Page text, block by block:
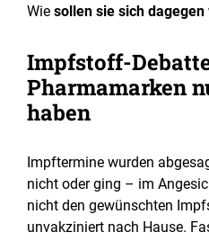
Wie sollen sie sich dagegen
Impfstoff-
Pharmamarken
haben
Impftermine wurden
nicht oder ging – im
nicht den gewünschten
unvakziniert nach Hause.